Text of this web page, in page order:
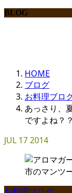
BLOG
HOME
ブログ
お料理ブロ
あっさり、
ですよね？？
JUL 172014